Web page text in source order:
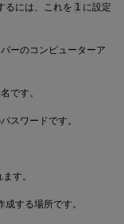
るには、これを 1 に設定
ーのコンピューターア
です。
スワードです。
す。
する場所です。